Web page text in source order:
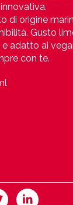
di origine
Gusto
adatto ai
con te.